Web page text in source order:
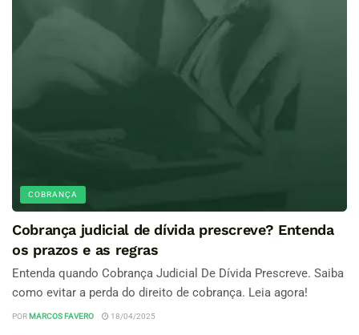
COBRANÇA
Cobrança judicial de dívida prescreve? Entenda
os prazos e as regras
Entenda quando Cobrança Judicial De Dívida Prescreve. Saiba
como evitar a perda do direito de cobrança. Leia agora!
POR MARCOS FAVERO 18/04/2025